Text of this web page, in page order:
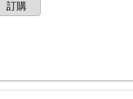
訂購